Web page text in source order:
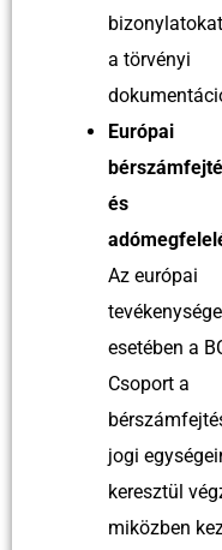
a törvényi
Európai
és
Az európai
esetében a
Csoport a
jogi
keresztül
miközben